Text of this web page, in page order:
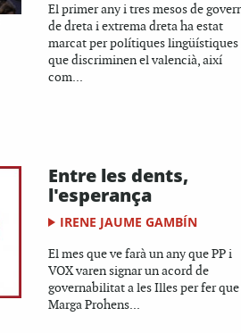
El primer any i tres mesos de
de dreta i extrema dreta ha estat
marcat per polítiques lingüístiques
que discriminen el valencià, així
com...
Entre les dents,
l'esperança
IRENE JAUME GAMBÍN
El mes que ve farà un any que PP i
VOX varen signar un acord de
governabilitat a les Illes per fer que
Marga Prohens...